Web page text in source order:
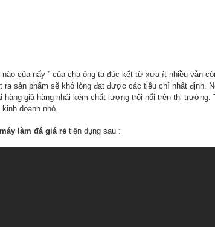
của nấy ” của cha ông ta đúc kết từ xưa ít nhiều vẫn
sản phẩm sẽ khó lòng đạt được các tiêu chí nhất định.
giả hàng nhái kém chất lượng trôi nổi trên thị trường.
doanh nhỏ.
máy làm đá giá rẻ tiện dụng sau :